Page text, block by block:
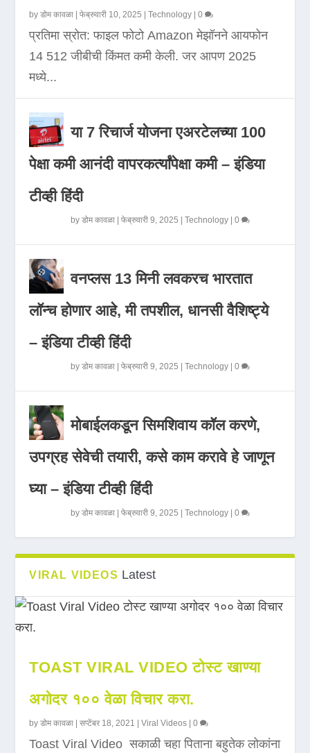
byडोम कावळा |फेब्रुवारी 10, 2025 |Technology |0
प्रतिमा स्रोत: फाइल फोटो Amazon मेझॉनने आयफोन
14 512 जीबीची किंमत कमी केली. जर आपण 2025
मध्ये...
या 7 रिचार्ज योजना एअरटेलच्या 100
पेक्षा कमी आनंदी वापरकर्त्यांपेक्षा कमी – इंडिया
टीव्ही हिंदी
byडोम कावळा |फेब्रुवारी 9, 2025 |Technology |0
वनप्लस 13 मिनी लवकरच भारतात
लॉन्च होणार आहे, मी तपशील, धानसी वैशिष्ट्ये
– इंडिया टीव्ही हिंदी
byडोम कावळा |फेब्रुवारी 9, 2025 |Technology |0
मोबाईलकडून सिमशिवाय कॉल करणे,
उपग्रह सेवेची तयारी, कसे काम करावे हे जाणून
घ्या – इंडिया टीव्ही हिंदी
byडोम कावळा |फेब्रुवारी 9, 2025 |Technology |0
VIRAL VIDEOS Latest
TOAST VIRAL VIDEO टोस्ट खाण्या
अगोदर १०० वेळा विचार करा.
byडोम कावळा |सप्टेंबर 18, 2021 |Viral Videos |0
Toast Viral Video सकाळी चहा पिताना बहुतेक लोकांना